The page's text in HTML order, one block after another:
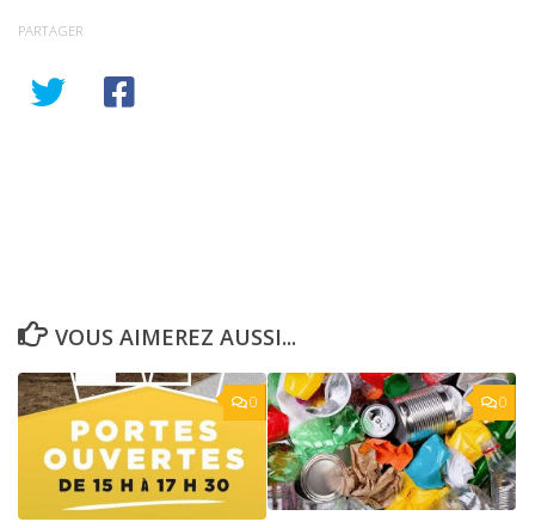
PARTAGER
VOUS AIMEREZ AUSSI...
0 0